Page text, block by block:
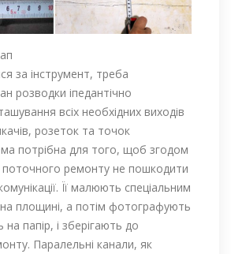
за інструмент, треба
розводки іпедантічно
всіх необхідних виходів
розеток та точок
потрібна для того, щоб згодом
поточного ремонту не пошкодити
Її малюють спеціальним
площині, а потім фотографують
папір, і зберігають до
Паралельні канали, як